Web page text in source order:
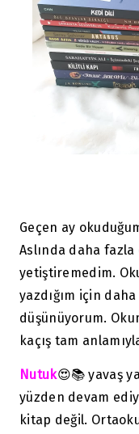
Geçen ay
Aslında daha
yetiştiremedim.
yazdığım için
düşünüyorum.
kaçış tam
Nutuk😍📚 yavaş
yüzden devam
kitap değil.